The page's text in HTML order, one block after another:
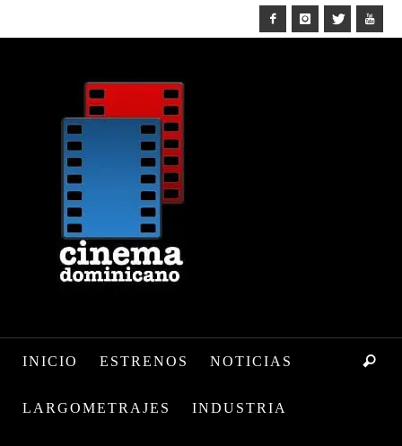
INICIO ESTRENOS NOTICIAS
LARGOMETRAJES INDUSTRIA